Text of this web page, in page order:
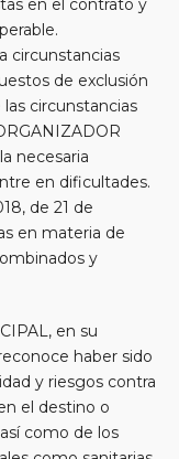
en el contrato y
circunstancias
de exclusión
circunstancias
necesaria
en dificultades.
de 21 de
en materia de
y
en su
haber sido
y riesgos contra
el destino o
como de los